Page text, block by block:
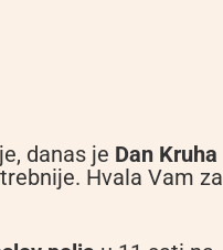
danas je Dan Kruha
Hvala Vam za